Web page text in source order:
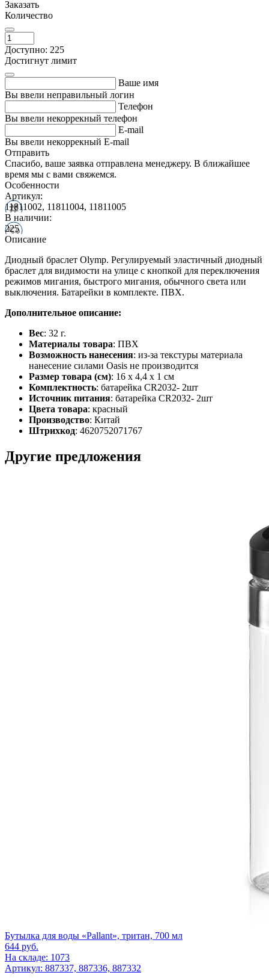
Заказать
Количество
Доступно: 225
Достигнут лимит
Ваше имя
Вы ввели неправильный логин
Телефон
Вы ввели некоррекный телефон
E-mail
Вы ввели некоррекный E-mail
Отправить
Спасибо, ваше заявка отправлена менеджеру. В ближайшее
время мы с вами свяжемся.
Особенности
Артикул:
11811002, 11811004, 11811005
В наличии:
225
Описание
Диодный браслет Olymp. Регулируемый эластичный диодный
браслет для видимости на улице с кнопкой для переключения
режимов мигания, быстрого мигания, обычного света или
выключения. Батарейки в комплекте. ПВХ.
Дополнительное описание:
Вес: 32 г.
Материалы товара: ПВХ
Возможность нанесения: из-за текстуры материала
нанесение силами Oasis не производится
Размер товара (см): 16 х 4,4 х 1 см
Комплектность: батарейка CR2032- 2шт
Источник питания: батарейка CR2032- 2шт
Цвета товара: красный
Производство: Китай
Штрихкод: 4620752071767
Другие предложения
Бутылка для воды «Pallant», тритан, 700 мл
644 руб.
На складе: 1073
Артикул: 887337, 887336, 887332